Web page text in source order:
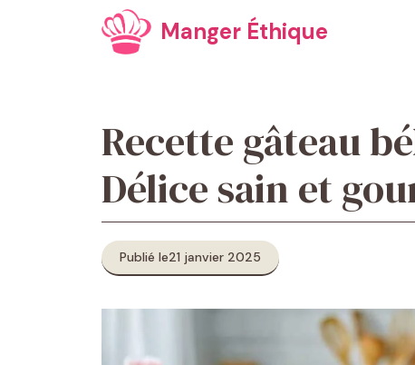
Manger Éthique
Recette gâteau
Délice sain et
Publié le21 janvier 2025